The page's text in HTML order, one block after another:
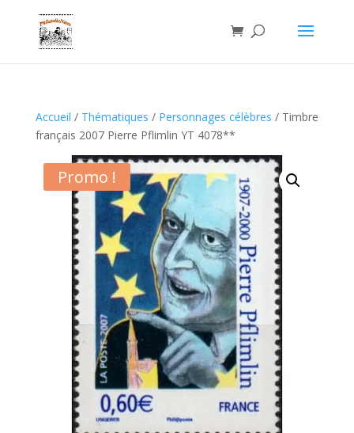
Accueil / Thématiques / Personnages célèbres / Timbre
français 2007 Pierre Pflimlin YT 4078**
Promo !